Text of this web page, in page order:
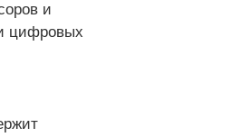
и
цифровых